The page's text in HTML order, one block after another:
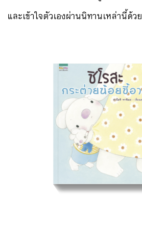
และเข้าใจตัวเองผ่านนิทานเหล่านี้ด้วย